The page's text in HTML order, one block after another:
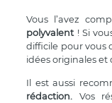
Vous l’avez
polyvalent! Si
difficile pour vous
idées originales
Il est aussi
rédaction. Vos